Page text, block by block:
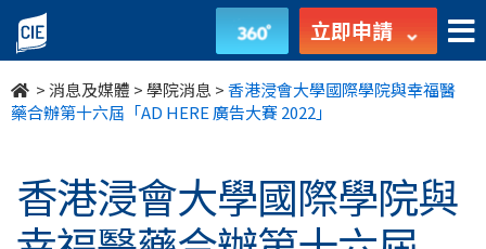
香
港
浸
大
立即申請
>消息及媒體 >學院消息 >香港浸會大學國際學院與幸福醫
藥合辦第十六屆「AD HERE 廣告大賽 2022」
香港浸會大學國際學院與